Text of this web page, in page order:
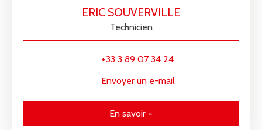
ERIC SOUVERVILLE
Technicien
+33 3 89 07 34 24
Envoyer un e-mail
En savoir +